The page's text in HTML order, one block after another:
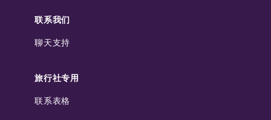
联系我们
聊天支持
旅行社专用
联系表格